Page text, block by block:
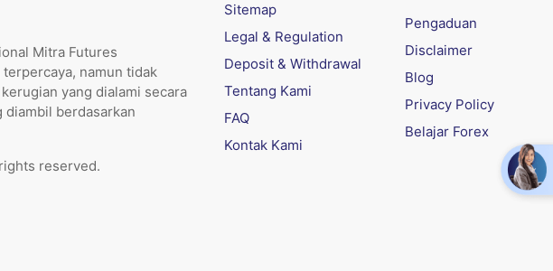
Mitra Futures
namun tidak
yang dialami secara
diambil berdasarkan
reserved.
Sitemap
Legal & Regulation
Deposit & Withdrawal
Tentang Kami
FAQ
Kontak Kami
Pengaduan
Disclaimer
Blog
Privacy Policy
Belajar Forex